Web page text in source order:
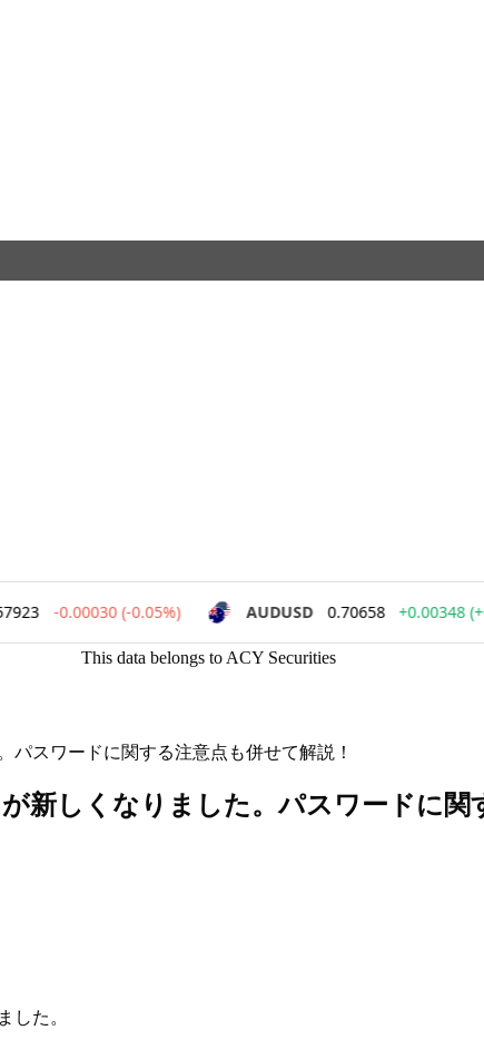
This data belongs to ACY Securities
スワードに関する注意点も併せて解説！
新しくなりました。パスワードに関
した。